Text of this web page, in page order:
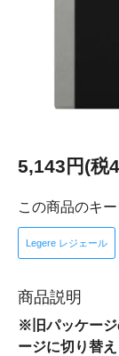
5,143円(税
この商品のキ
Legere レジェール
商品説明
※旧パッケージ
ージに切り替